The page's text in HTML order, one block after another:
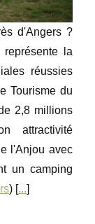
d'Angers ?
la
réussies
Tourisme du
2,8 millions
attractivité
l'Anjou avec
un camping
) [...]